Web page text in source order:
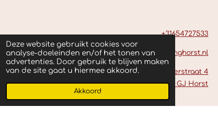
Deze website gebruikt cookies voor
analyse-doeleinden en/of het tonen van
advertenties. Door gebruik te blijven maken
van de site gaat u hiermee akkoord.
Akkoord
+31654727533
lonneke@borstvoedinghorst.nl
Herstraat 4
5961 GJ Horst